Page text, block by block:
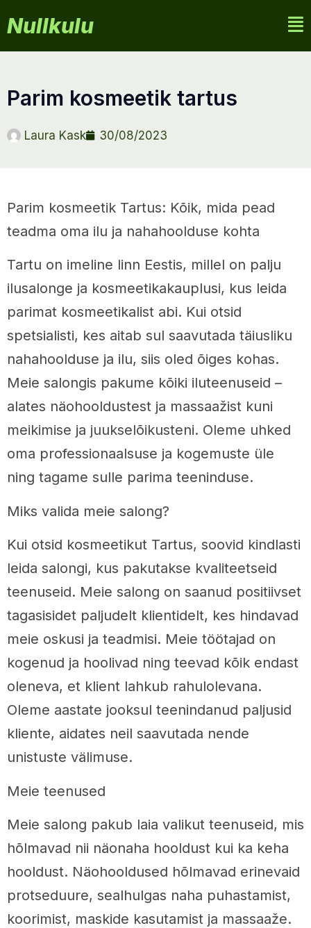
Nullkulu
parim kosmeetik tartus
Laura Kask 30/08/2023
Parim kosmeetik Tartus: Kõik, mida pead
teadma oma ilu ja nahahoolduse kohta
Tartu on imeline linn Eestis, millel on palju
ilusalonge ja kosmeetikakauplusi, kus leida
parimat kosmeetikalist abi. Kui otsid
spetsialisti, kes aitab sul saavutada täiusliku
nahahoolduse ja ilu, siis oled õiges kohas.
Meie salongis pakume kõiki iluteenuseid –
alates näohooldustest ja massaažist kuni
meikimise ja juukselõikusteni. Oleme uhked
oma professionaalsuse ja kogemuste üle
ning tagame sulle parima teeninduse.
Miks valida meie salong?
Kui otsid kosmeetikut Tartus, soovid kindlasti
leida salongi, kus pakutakse kvaliteetseid
teenuseid. Meie salong on saanud positiivset
tagasisidet paljudelt klientidelt, kes hindavad
meie oskusi ja teadmisi. Meie töötajad on
kogenud ja hoolivad ning teevad kõik endast
oleneva, et klient lahkub rahulolevana.
Oleme aastate jooksul teenindanud paljusid
kliente, aidates neil saavutada nende
unistuste välimuse.
Meie teenused
Meie salong pakub laia valikut teenuseid, mis
hõlmavad nii näonaha hooldust kui ka keha
hooldust. Näohooldused hõlmavad erinevaid
protseduure, sealhulgas naha puhastamist,
koorimist, maskide kasutamist ja massaaže.